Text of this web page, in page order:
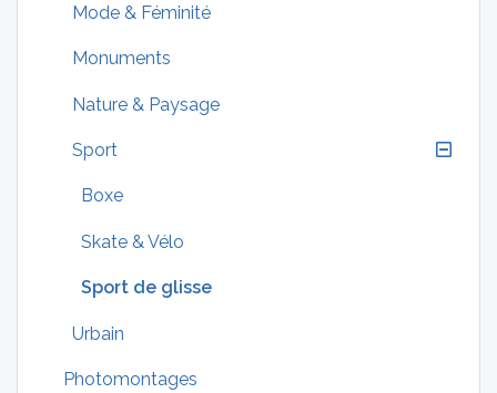
Mode & Féminité
Monuments
Nature & Paysage
Sport
Boxe
Skate & Vélo
Sport de glisse
Urbain
Photomontages